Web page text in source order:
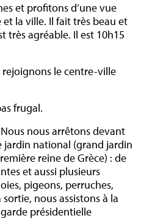
et profitons d’une vue
la ville. Il fait très beau et
très agréable. Il est 10h15
rejoignons le centre-ville
frugal.
nous arrêtons devant
jardin national (grand jardin
reine de Grèce) : de
et aussi plusieurs
pigeons, perruches,
nous assistons à la
présidentielle